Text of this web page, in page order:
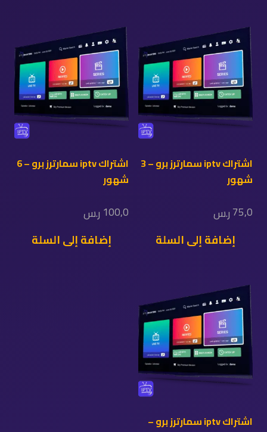
اشتراك iptv سمارترز برو – 3
شهور
75,0ر.س
إضافة إلى السلة
اشتراك iptv سمارترز برو – 6
شهور
100,0 ر.س
إضافة إلى السلة
اشتراك iptv سمارترز برو –